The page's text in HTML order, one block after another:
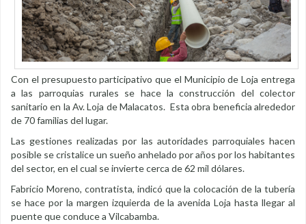
Con el presupuesto participativo que el Municipio de Loja entrega
a las parroquias rurales se hace la construcción del colector
sanitario en la Av. Loja de Malacatos. Esta obra beneficia alrededor
de 70 familias del lugar.
Las gestiones realizadas por las autoridades parroquiales hacen
posible se cristalice un sueño anhelado por años por los habitantes
del sector, en el cual se invierte cerca de 62 mil dólares.
Fabricio Moreno, contratista, indicó que la colocación de la tubería
se hace por la margen izquierda de la avenida Loja hasta llegar al
puente que conduce a Vilcabamba.